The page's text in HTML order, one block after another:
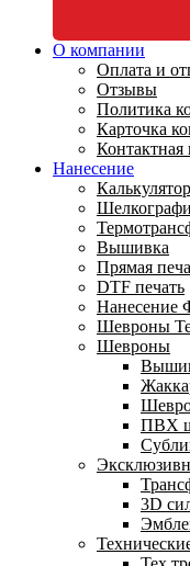
О компании
Оплата и
Отзывы
Политика
Карточка
Нанесение
Вышивка
Прямая
DTF печать
Нанесение
Шевроны
Шевроны
ПВХ
3D